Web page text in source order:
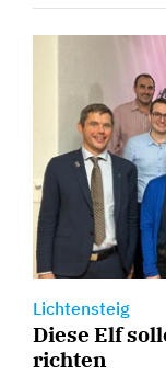
Lichtensteig
Diese Elf
richten